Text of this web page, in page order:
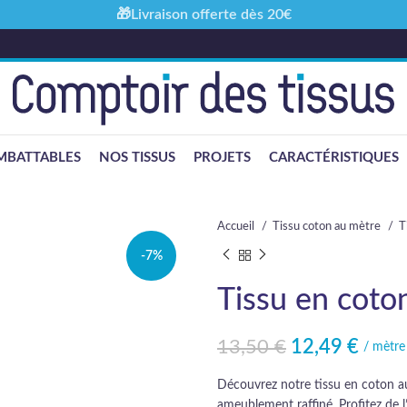
NOS TISSUS PROJETS CARACTÉRISTIQUES
-7%
Accueil Tissu coton au mètre
Tissu en
13,50€
Le prix initial était : 13,50 €.
12,49 €
Le prix actuel est : 12,49 €./ mètre
Découvrez notre tissu en coton
🎁Livraison offerte dès 20€